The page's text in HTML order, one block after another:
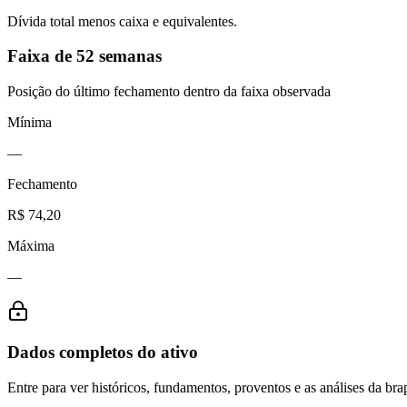
Dívida total menos caixa e equivalentes.
Faixa de 52 semanas
Posição do último fechamento dentro da faixa observada
Mínima
—
Fechamento
R$ 74,20
Máxima
—
Dados completos do ativo
Entre para ver históricos, fundamentos, proventos e as análises da